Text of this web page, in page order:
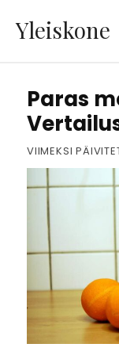
Yleiskone
SÄHKÖLAITTEET
Paras
VIIMEKSI